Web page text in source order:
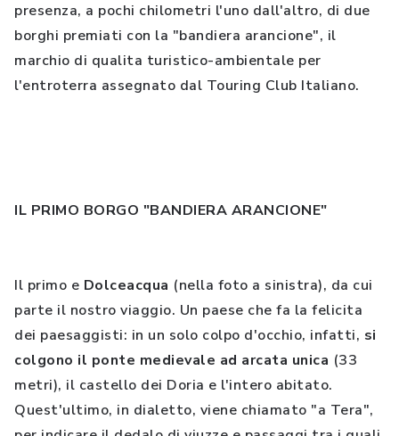
presenza, a pochi chilometri l'uno dall'altro, di due
borghi premiati con la "bandiera arancione", il
marchio di qualita turistico-ambientale per
l'entroterra assegnato dal Touring Club Italiano.
IL PRIMO BORGO "BANDIERA ARANCIONE"
Il primo e Dolceacqua (nella foto a sinistra), da cui
parte il nostro viaggio. Un paese che fa la felicita
dei paesaggisti: in un solo colpo d'occhio, infatti, si
colgono il ponte medievale ad arcata unica (33
metri), il castello dei Doria e l'intero abitato.
Quest'ultimo, in dialetto, viene chiamato "a Tera",